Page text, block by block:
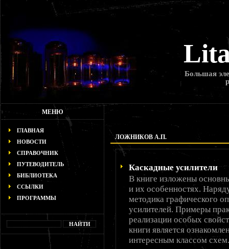
Большая
МЕНЮ
ГЛАВНАЯ
НОВОСТИ
СПРАВОЧНИК
ПУТЕВОДИТЕЛЬ
БИБЛИОТЕКА
ССЫЛКИ
ПРОГРАММЫ
ЛОЖНИКОВ А.П.
Каскадные усилители
В книге изложены
и их особенностях.
методика графического
усилителей. Примеры
реализации особых
книги является
интересным классом схем.